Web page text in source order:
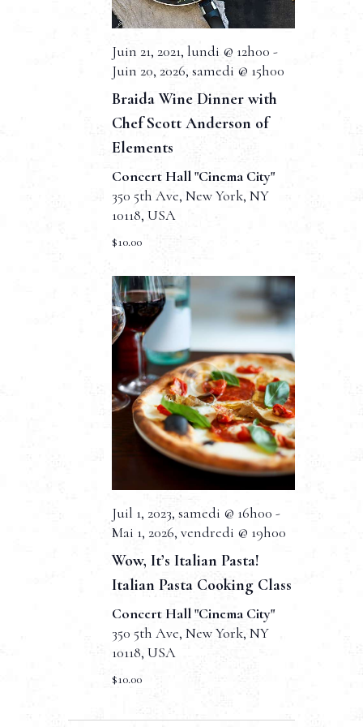
e
t
n
a
i
t
i
o
n
d
e
v
u
e
s
É
v
e
d
e
s
n
e
m
e
n
t
Juin 21, 2021, lundi @ 12h00 -
Juin 20, 2026, samedi @ 15h00
Braida Wine Dinner with
Chef Scott Anderson of
Elements
Concert Hall "Cinema City"
350 5th Ave, New York, NY
10118, USA
$10.00
Juil 1, 2023, samedi @ 16h00 -
Mai 1, 2026, vendredi @ 19h00
Wow, It’s Italian Pasta!
Italian Pasta Cooking Class
Concert Hall "Cinema City"
350 5th Ave, New York, NY
10118, USA
$10.00